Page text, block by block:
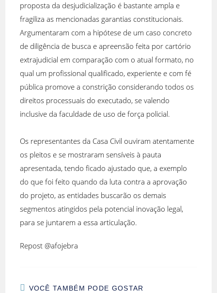
proposta da desjudicialização é bastante ampla e
fragiliza as mencionadas garantias constitucionais.
Argumentaram com a hipótese de um caso concreto
de diligência de busca e apreensão feita por cartório
extrajudicial em comparação com o atual formato, no
qual um profissional qualificado, experiente e com fé
pública promove a constrição considerando todos os
direitos processuais do executado, se valendo
inclusive da faculdade de uso de força policial.
Os representantes da Casa Civil ouviram atentamente
os pleitos e se mostraram sensíveis à pauta
apresentada, tendo ficado ajustado que, a exemplo
do que foi feito quando da luta contra a aprovação
do projeto, as entidades buscarão os demais
segmentos atingidos pela potencial inovação legal,
para se juntarem a essa articulação.
Repost @afojebra
VOCÊ TAMBÉM PODE GOSTAR